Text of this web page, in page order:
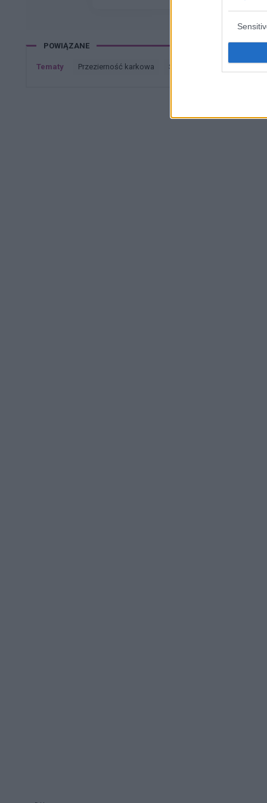
moze cos o nim wiecej sie
POWIĄZANE
Tematy przezierność karkowa